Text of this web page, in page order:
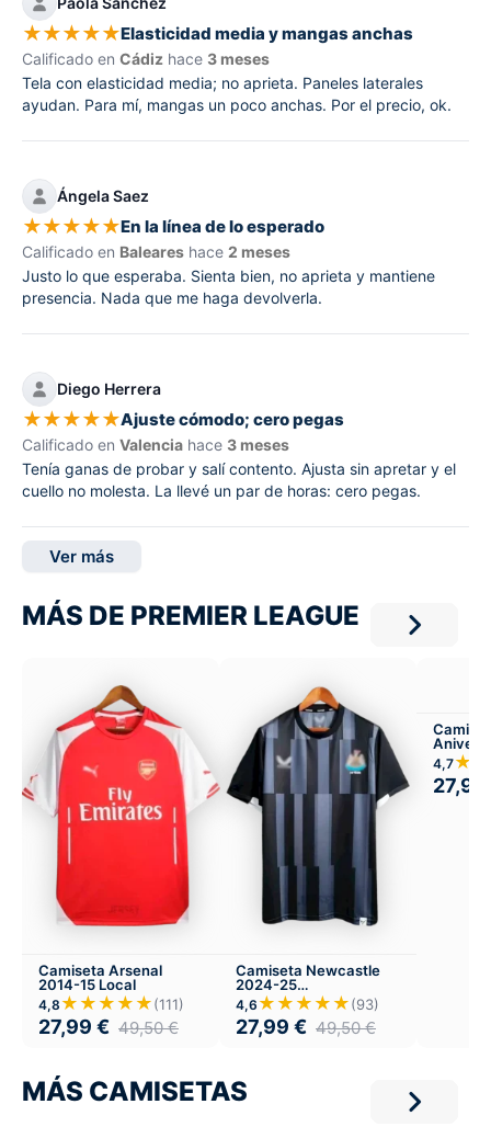
★★★★★Elasticidad media y mangas anchas
Calificado en Cádiz hace 3 meses
Tela con elasticidad media; no aprieta. Paneles laterales
ayudan. Para mí, mangas un poco anchas. Por el precio, ok.
Ángela Saez
★★★★★En la línea de lo esperado
Calificado en Baleares hace 2 meses
Justo lo que esperaba. Sienta bien, no aprieta y mantiene
presencia. Nada que me haga devolverla.
Diego Herrera
★★★★★Ajuste cómodo; cero pegas
Calificado en Valencia hace 3 meses
Tenía ganas de probar y salí contento. Ajusta sin apretar y el
cuello no molesta. La llevé un par de horas: cero pegas.
Ver más
MÁS DE PREMIER LEAGUE
Camiseta Arsenal
2014-15 Local
4,8 ★★★★★(111)
27,99 € 49,50€
Camiseta Newcastle
2024-25
Entrenamiento
4,6 ★★★★★(93)
27,99 € 49,50€
4,7
27,99
MÁS CAMISETAS